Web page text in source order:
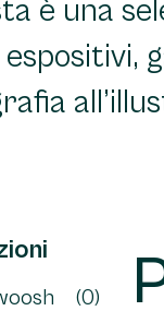
è una
espositivi,
(0)